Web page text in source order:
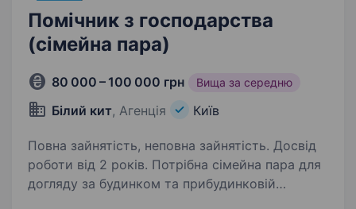
Помічник з господарства
(сімейна пара)
80 000 – 100 000 грн Вища за середню
Білий кит, Агенція Київ
Повна зайнятість, неповна зайнятість. Досвід
роботи від 2 років. Потрібна сімейна пара для
догляду за будинком та прибудинковій